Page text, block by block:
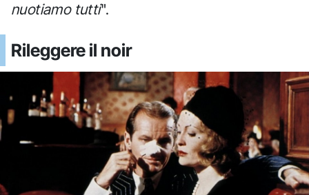
nuotiamo tutti".
Rileggere il noir